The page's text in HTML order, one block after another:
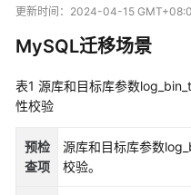
品
绍
计
费
明
更新时间： 2024-04-15
MySQL迁移场景
表1 源库和目标库参数
性校验
预检
查项
源库和目标库参数
校验。